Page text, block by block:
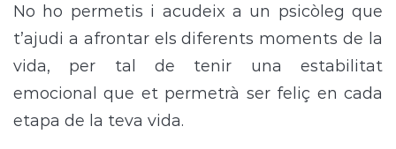
No ho permetis i acudeix a un psicòleg que
t’ajudi a afrontar els diferents moments de la
vida, per tal de tenir una estabilitat
emocional que et permetrà ser feliç en cada
etapa de la teva vida.